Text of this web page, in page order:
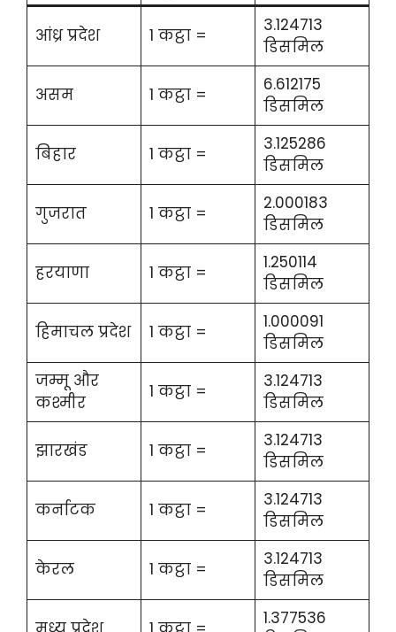
आंध्र प्रदेश 1 कट्ठा =
3.124713
डिसमिल
असम 1 कट्ठा =
6.612175
डिसमिल
बिहार 1 कट्ठा =
3.125286
डिसमिल
गुजरात 1 कट्ठा =
2.000183
डिसमिल
हरयाणा 1 कट्ठा =
1.250114
डिसमिल
हिमाचल प्रदेश 1 कट्ठा =
1.000091
डिसमिल
जम्मू और
कश्मीर
1 कट्ठा =
3.124713
डिसमिल
झारखंड 1 कट्ठा =
3.124713
डिसमिल
कर्नाटक 1 कट्ठा =
3.124713
डिसमिल
केरल 1 कट्ठा =
3.124713
डिसमिल
1.377536